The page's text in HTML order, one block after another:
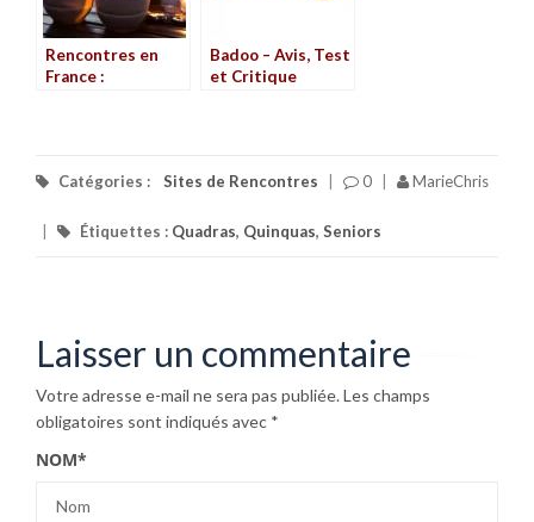
Rencontres en
France :
Badoo – Avis, Test
et Critique
Catégories : Sites de Rencontres 0 MarieChris
Étiquettes : Quadras, Quinquas, Seniors
Laisser un commentaire
Votre adresse e-mail ne sera pas publiée.Les champs
obligatoires sont indiqués avec *
NOM*